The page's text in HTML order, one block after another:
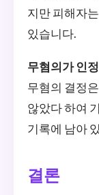
지만 피해자
있습니다.
무혐의가 인
무혐의 결정
않았다 하여
기록에 남아
결론